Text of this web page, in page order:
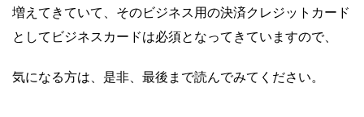
増えてきていて、そのビジネス用の決済クレジットカード
としてビジネスカードは必須となってきていますので、
気になる方は、是非、最後まで読んでみてください。